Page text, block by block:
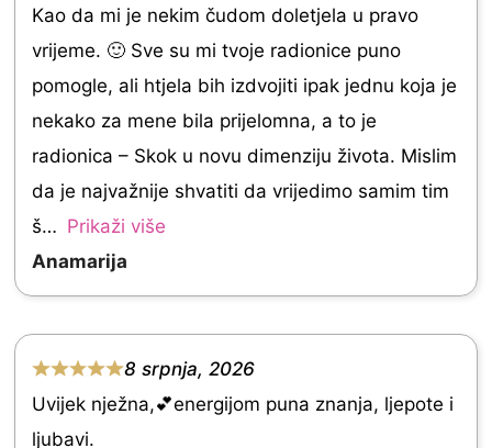
o
f
5
t
e
d
5
.
0
o
u
t
o
f
5
Kao da mi je nekim čudom doletjela u pravo
vrijeme. 🙂 Sve su mi tvoje radionice puno
pomogle, ali htjela bih izdvojiti ipak jednu koja je
nekako za mene bila prijelomna, a to je
radionica – Skok u novu dimenziju života. Mislim
da je najvažnije shvatiti da vrijedimo samim tim
š
Prikaži više
Anamarija
8 srpnja, 2026
Uvijek nježna,💕energijom puna znanja, ljepote i
ljubavi.